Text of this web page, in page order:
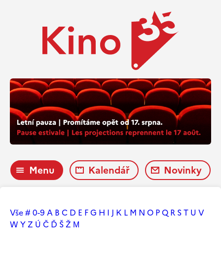
Menu Kalendář Novinky
Vše# 0-9 A B C D E FG H I J K L M N O PQ R ST U V
W YZ Ú Č Ď ŠŽ М